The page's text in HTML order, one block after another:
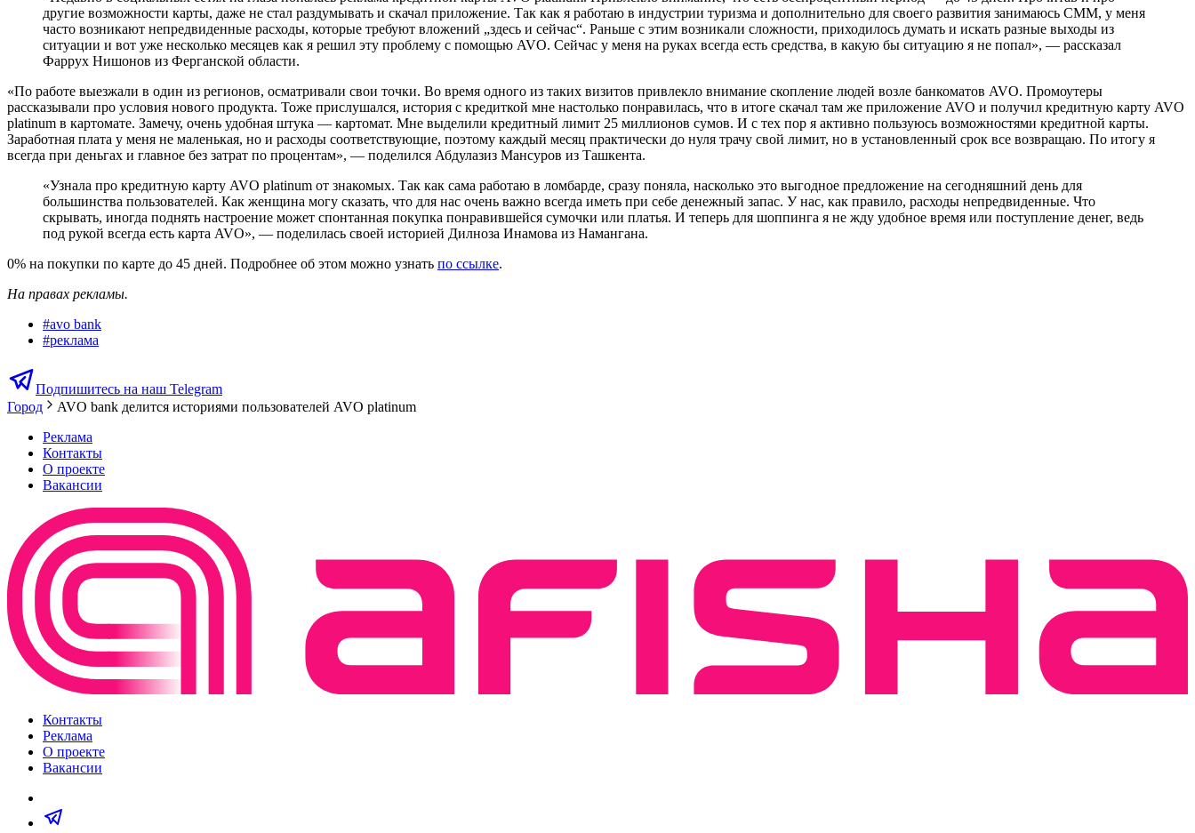
другие возможности карты, даже не стал раздумывать и скачал приложение. Так как я работаю в индустрии туризма и дополнительно для своего развития занимаюсь СММ, у меня
часто возникают непредвиденные расходы, которые требуют вложений „здесь и сейчас“. Раньше с этим возникали сложности, приходилось думать и искать разные выходы из
ситуации и вот уже несколько месяцев как я решил эту проблему с помощью AVO. Сейчас у меня на руках всегда есть средства, в какую бы ситуацию я не попал», — рассказал
Фаррух Нишонов из Ферганской области.
«По работе выезжали в один из регионов, осматривали свои точки. Во время одного из таких визитов привлекло внимание скопление людей возле банкоматов AVO. Промоутеры
рассказывали про условия нового продукта. Тоже прислушался, история с кредиткой мне настолько понравилась, что в итоге скачал там же приложение AVO и получил кредитную карту AVO
platinum в картомате. Замечу, очень удобная штука — картомат. Мне выделили кредитный лимит 25 миллионов сумов. И с тех пор я активно пользуюсь возможностями кредитной карты.
Заработная плата у меня не маленькая, но и расходы соответствующие, поэтому каждый месяц практически до нуля трачу свой лимит, но в установленный срок все возвращаю. По итогу я
всегда при деньгах и главное без затрат по процентам», — поделился Абдулазиз Мансуров из Ташкента.
«Узнала про кредитную карту AVO platinum от знакомых. Так как сама работаю в ломбарде, сразу поняла, насколько это выгодное предложение на сегодняшний день для
большинства пользователей. Как женщина могу сказать, что для нас очень важно всегда иметь при себе денежный запас. У нас, как правило, расходы непредвиденные. Что
скрывать, иногда поднять настроение может спонтанная покупка понравившейся сумочки или платья. И теперь для шоппинга я не жду удобное время или поступление денег, ведь
под рукой всегда есть карта AVO», — поделилась своей историей Дилноза Инамова из Намангана.
0% на покупки по карте до 45 дней. Подробнее об этом можно узнать по ссылке.
На правах рекламы.
#avo bank
#реклама
Подпишитесь на наш Telegram
Город
AVO bank делится историями пользователей AVO platinum
Реклама
Контакты
О проекте
Вакансии
Контакты
Реклама
О проекте
Вакансии